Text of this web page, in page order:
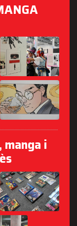
manga i